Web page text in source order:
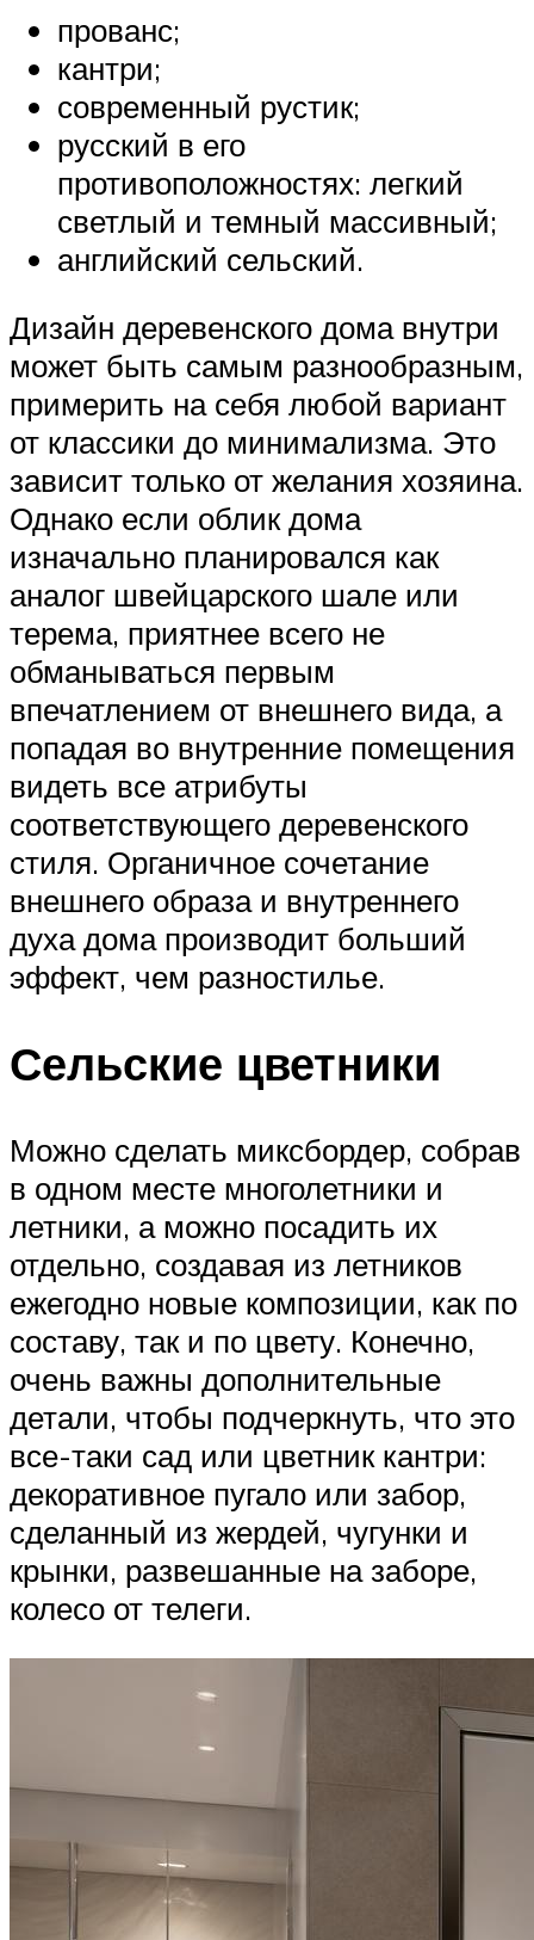
прованс;
кантри;
современный рустик;
русский в его
противоположностях: легкий
светлый и темный массивный;
английский сельский.
Дизайн деревенского дома внутри
может быть самым разнообразным,
примерить на себя любой вариант
от классики до минимализма. Это
зависит только от желания хозяина.
Однако если облик дома
изначально планировался как
аналог швейцарского шале или
терема, приятнее всего не
обманываться первым
впечатлением от внешнего вида, а
попадая во внутренние помещения
видеть все атрибуты
соответствующего деревенского
стиля. Органичное сочетание
внешнего образа и внутреннего
духа дома производит больший
эффект, чем разностилье.
Сельские цветники
Можно сделать миксбордер, собрав
в одном месте многолетники и
летники, а можно посадить их
отдельно, создавая из летников
ежегодно новые композиции, как по
составу, так и по цвету. Конечно,
очень важны дополнительные
детали, чтобы подчеркнуть, что это
все-таки сад или цветник кантри:
декоративное пугало или забор,
сделанный из жердей, чугунки и
крынки, развешанные на заборе,
колесо от телеги.